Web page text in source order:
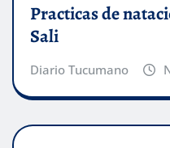
Practicas de
Sali
Diario Tucumano